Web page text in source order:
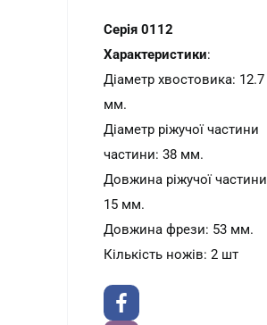
Серія 0112
Характеристики:
Діаметр хвостовика: 12.7
мм.
Діаметр ріжучої частини
частини: 38 мм.
Довжина ріжучої частини
15 мм.
Довжина фрези: 53 мм.
Кількість ножів: 2 шт